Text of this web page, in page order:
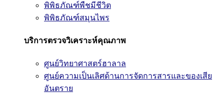
พิพิธภัณฑ์พืชมีชีวิต
พิพิธภัณฑ์สมุนไพร
บริการตรวจวิเคราะห์คุณภาพ
ศูนย์วิทยาศาสตร์ฮาลาล
ศูนย์ความเป็นเลิศด้านการจัดการสารและของเสีย
อันตราย